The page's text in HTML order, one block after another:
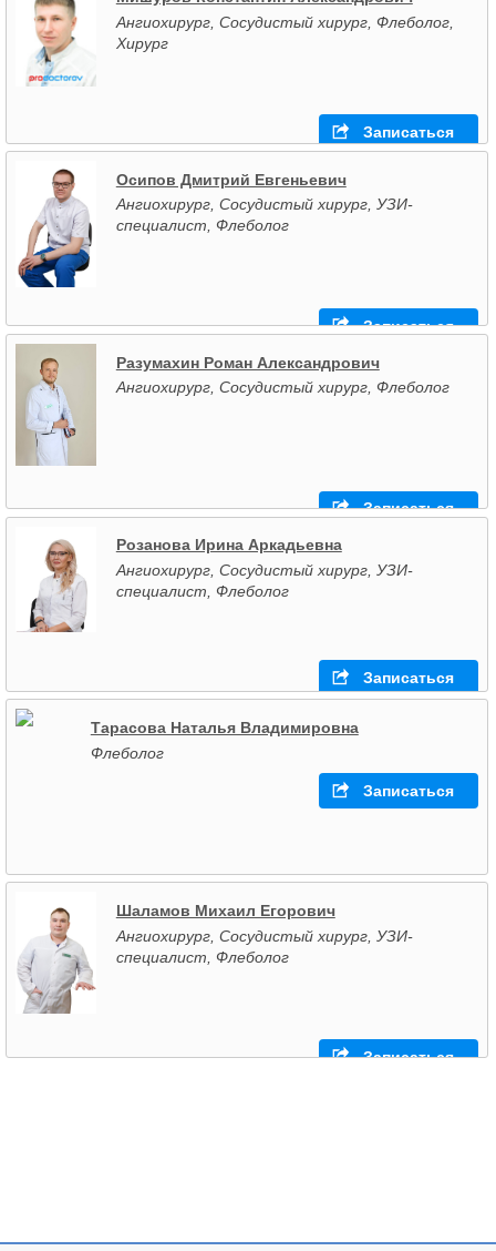
Ангиохирург, Сосудистый хирург, Флеболог,
Хирург
Записаться
Осипов Дмитрий Евгеньевич
Ангиохирург, Сосудистый хирург, УЗИ-
специалист, Флеболог
Записаться
Разумахин Роман Александрович
Ангиохирург, Сосудистый хирург, Флеболог
Записаться
Розанова Ирина Аркадьевна
Ангиохирург, Сосудистый хирург, УЗИ-
специалист, Флеболог
Записаться
Тарасова Наталья Владимировна
Флеболог
Записаться
Шаламов Михаил Егорович
Ангиохирург, Сосудистый хирург, УЗИ-
специалист, Флеболог
Записаться